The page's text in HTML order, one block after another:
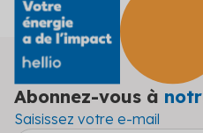
Abonnez-vous à
Saisissez votre e-mail